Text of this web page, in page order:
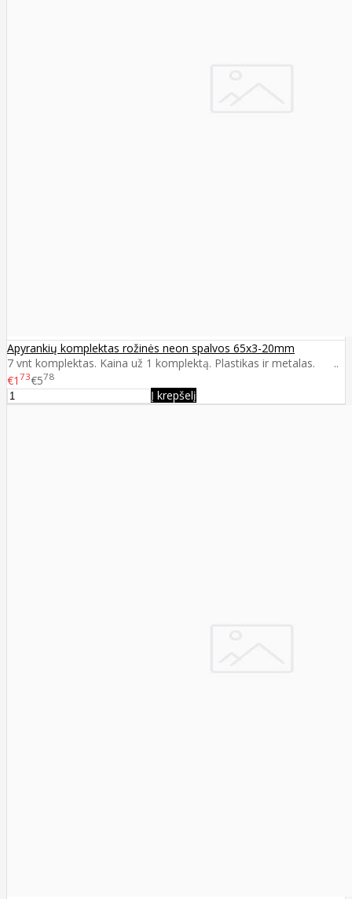
Apyrankių komplektas rožinės neon spalvos 65x3-20mm
7 vnt komplektas. Kaina už 1 komplektą. Plastikas ir metalas. ..
€1 73€578
Į krepšelį